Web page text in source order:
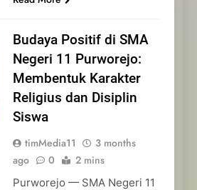
Budaya Positif di SMA
Negeri 11 Purworejo:
Membentuk Karakter
Religius dan Disiplin
Siswa
timMedia11
3 months
ago
0 2 mins
Purworejo — SMA Negeri 11